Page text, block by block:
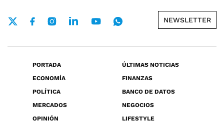
NEWSLETTER
PORTADA
ÚLTIMAS NOTICIAS
ECONOMÍA
FINANZAS
POLÍTICA
BANCO DE DATOS
MERCADOS
NEGOCIOS
OPINIÓN
LIFESTYLE